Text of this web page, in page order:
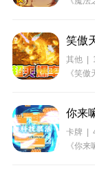
笑傲
其他 |
你来
卡牌 |